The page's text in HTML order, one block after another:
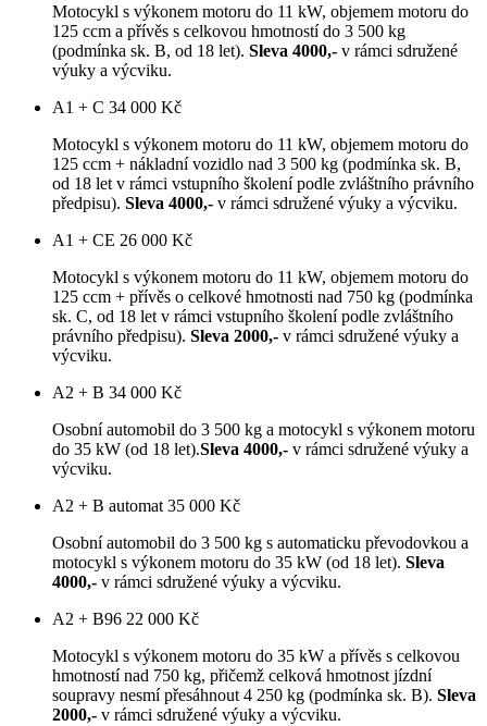
Motocykl s výkonem motoru do 11 kW, objemem motoru do
125 ccm a přívěs s celkovou hmotností do 3 500 kg
(podmínka sk. B, od 18 let). Sleva 4000,- v rámci sdružené
výuky a výcviku.
A1 + C 34 000 Kč
Motocykl s výkonem motoru do 11 kW, objemem motoru do
125 ccm + nákladní vozidlo nad 3 500 kg (podmínka sk. B,
od 18 let v rámci vstupního školení podle zvláštního právního
předpisu). Sleva 4000,- v rámci sdružené výuky a výcviku.
A1 + CE 26 000 Kč
Motocykl s výkonem motoru do 11 kW, objemem motoru do
125 ccm + přívěs o celkové hmotnosti nad 750 kg (podmínka
sk. C, od 18 let v rámci vstupního školení podle zvláštního
právního předpisu). Sleva 2000,- v rámci sdružené výuky a
výcviku.
A2 + B 34 000 Kč
Osobní automobil do 3 500 kg a motocykl s výkonem motoru
do 35 kW (od 18 let).Sleva 4000,- v rámci sdružené výuky a
výcviku.
A2 + B automat 35 000 Kč
Osobní automobil do 3 500 kg s automaticku převodovkou a
motocykl s výkonem motoru do 35 kW (od 18 let). Sleva
4000,- v rámci sdružené výuky a výcviku.
A2 + B96 22 000 Kč
Motocykl s výkonem motoru do 35 kW a přívěs s celkovou
hmotností nad 750 kg, přičemž celková hmotnost jízdní
soupravy nesmí přesáhnout 4 250 kg (podmínka sk. B). Sleva
2000,- v rámci sdružené výuky a výcviku.